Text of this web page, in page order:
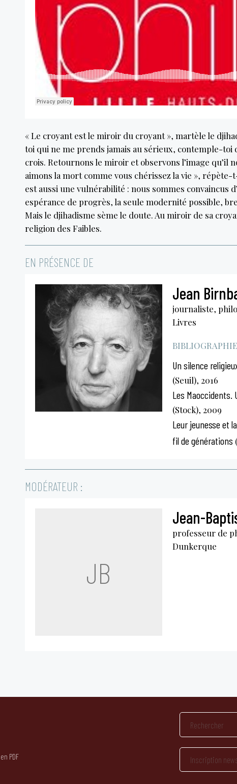
« Le croyant est le miroir du croyant », martèle le
toi qui ne me prends jamais au sérieux, contemple-
crois. Retournons le miroir et observons l’image qu’il
aimons la mort comme vous chérissez la vie »,
est aussi une vulnérabilité : nous sommes convaincus
espérance de progrès, la seule modernité possible,
Mais le djihadisme sème le doute. Au miroir de sa
religion des Faibles.
EN PRÉSENCE DE
Jean
journaliste,
Livres
Un silence
(Seuil), 2016
Les Maoccidents.
(Stock), 2009
Leur jeunesse et
fil de générations
MODÉRATEUR :
JB
Jean-
professeur de
Dunkerque
PDF